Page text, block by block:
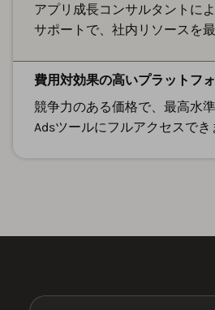
アプリ成長コンサルタントに
サポートで、社内リソースを最
費用対効果の高いプラットフ
競争力のある価格で、最高水
Adsツールにフルアクセスでき